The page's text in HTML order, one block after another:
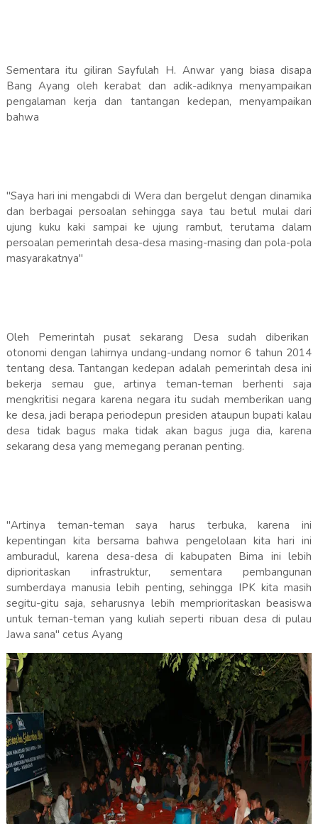
Sementara itu giliran Sayfulah H. Anwar yang biasa disapa
Bang Ayang oleh kerabat dan adik-adiknya menyampaikan
pengalaman kerja dan tantangan kedepan, menyampaikan
bahwa
"Saya hari ini mengabdi di Wera dan bergelut dengan dinamika
dan berbagai persoalan sehingga saya tau betul mulai dari
ujung kuku kaki sampai ke ujung rambut, terutama dalam
persoalan pemerintah desa-desa masing-masing dan pola-pola
masyarakatnya"
Oleh Pemerintah pusat sekarang Desa sudah diberikan
otonomi dengan lahirnya undang-undang nomor 6 tahun 2014
tentang desa. Tantangan kedepan adalah pemerintah desa ini
bekerja semau gue, artinya teman-teman berhenti saja
mengkritisi negara karena negara itu sudah memberikan uang
ke desa, jadi berapa periodepun presiden ataupun bupati kalau
desa tidak bagus maka tidak akan bagus juga dia, karena
sekarang desa yang memegang peranan penting.
"Artinya teman-teman saya harus terbuka, karena ini
kepentingan kita bersama bahwa pengelolaan kita hari ini
amburadul, karena desa-desa di kabupaten Bima ini lebih
diprioritaskan infrastruktur, sementara pembangunan
sumberdaya manusia lebih penting, sehingga IPK kita masih
segitu-gitu saja, seharusnya lebih memprioritaskan beasiswa
untuk teman-teman yang kuliah seperti ribuan desa di pulau
Jawa sana" cetus Ayang